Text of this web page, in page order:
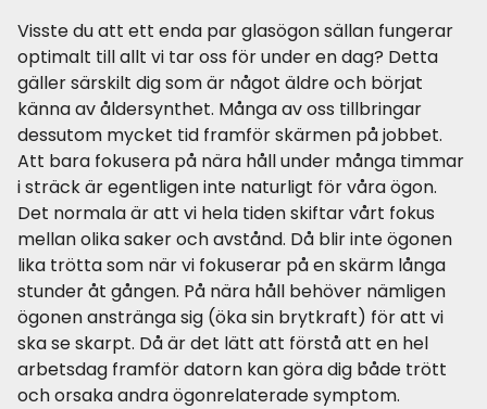
Visste du att ett enda par glasögon sällan fungerar
optimalt till allt vi tar oss för under en dag? Detta
gäller särskilt dig som är något äldre och börjat
känna av åldersynthet. Många av oss tillbringar
dessutom mycket tid framför skärmen på jobbet.
Att bara fokusera på nära håll under många timmar
i sträck är egentligen inte naturligt för våra ögon.
Det normala är att vi hela tiden skiftar vårt fokus
mellan olika saker och avstånd. Då blir inte ögonen
lika trötta som när vi fokuserar på en skärm långa
stunder åt gången. På nära håll behöver nämligen
ögonen anstränga sig (öka sin brytkraft) för att vi
ska se skarpt. Då är det lätt att förstå att en hel
arbetsdag framför datorn kan göra dig både trött
och orsaka andra ögonrelaterade symptom.